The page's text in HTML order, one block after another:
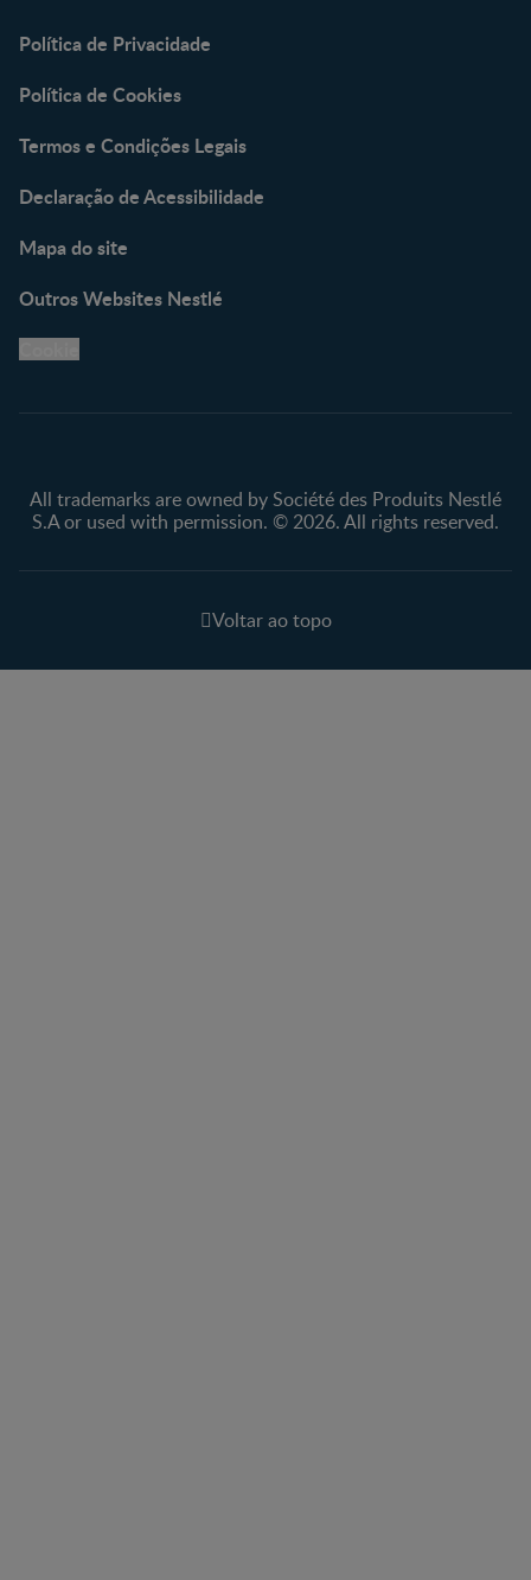
Política de Privacidade
Política de Cookies
Termos e Condições Legais
Declaração de Acessibilidade
Mapa do site
Outros Websites Nestlé
All trademarks are owned by Société des Produits Nestlé
S.A or used with permission. © 2026. All rights reserved.
Voltar ao topo